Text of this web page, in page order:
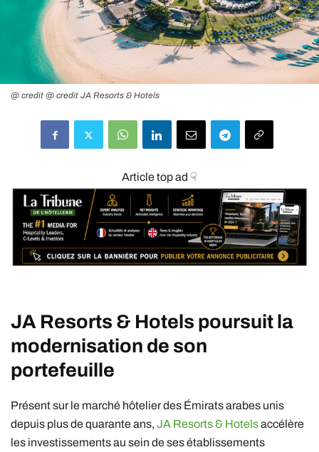
@ credit @ credit JA Resorts & Hotels
Article top ad ☟
JA Resorts & Hotels poursuit la
modernisation de son
portefeuille
Présent sur le marché hôtelier des Émirats arabes unis
depuis plus de quarante ans, JA Resorts & Hotelsaccélère
les investissements au sein de ses établissements